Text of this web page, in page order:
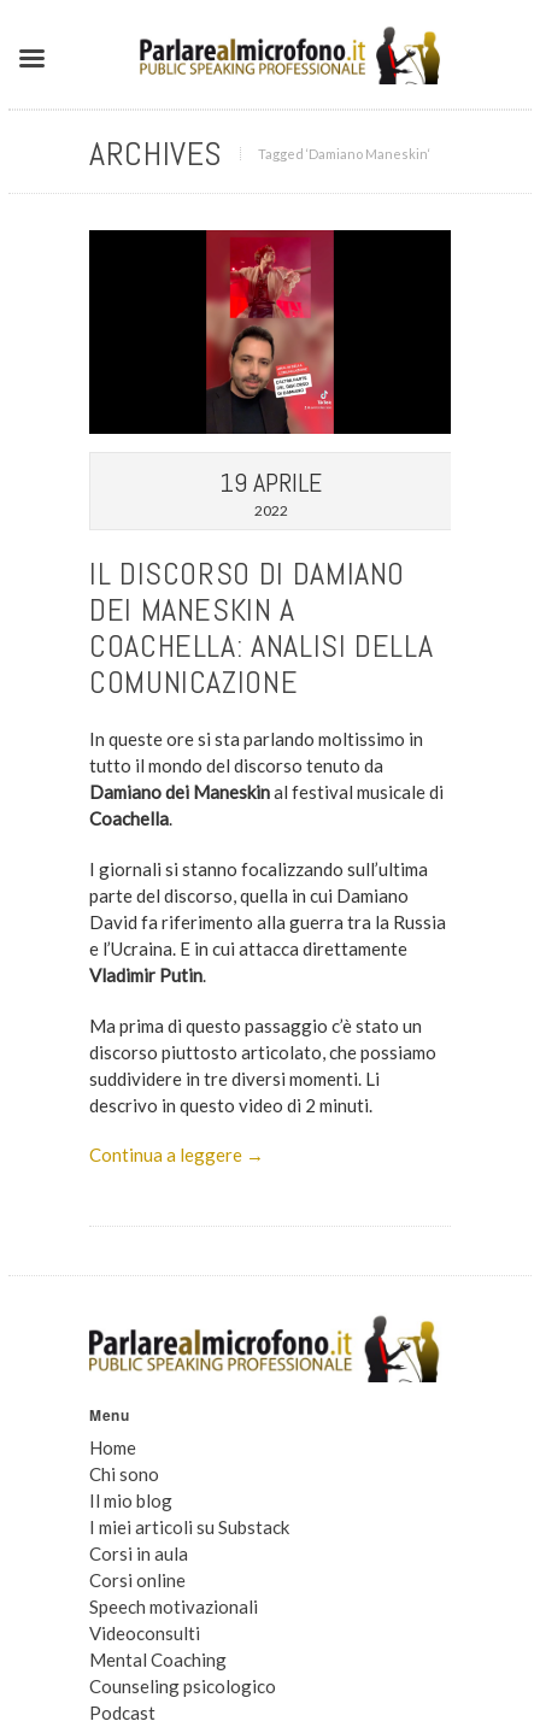
ARCHIVES Tagged ‘Damiano Maneskin‘
19 APRILE
2022
IL DISCORSO DI DAMIANO
DEI MANESKIN A
COACHELLA: ANALISI DELLA
COMUNICAZIONE
In queste ore si sta parlando moltissimo in
tutto il mondo del discorso tenuto da
Damiano dei Maneskinal festival musicale di
Coachella.
I giornali si stanno focalizzando sull’ultima
parte del discorso, quella in cui Damiano
David fa riferimento alla guerra tra la Russia
e l’Ucraina. E in cui attacca direttamente
Vladimir Putin.
Ma prima di questo passaggio c’è stato un
discorso piuttosto articolato, che possiamo
suddividere in tre diversi momenti. Li
descrivo in questo video di 2 minuti.
Continua a leggere →
Menu
Home
Chi sono
Il mio blog
I miei articoli su Substack
Corsi in aula
Corsi online
Speech motivazionali
Videoconsulti
Mental Coaching
Counseling psicologico
Podcast